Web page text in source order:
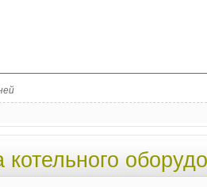
котельного